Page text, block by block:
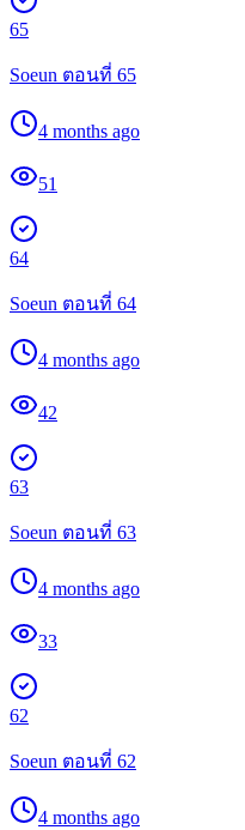
65
Soeun ตอนที่ 65
4 months ago
51
64
Soeun ตอนที่ 64
4 months ago
42
63
Soeun ตอนที่ 63
4 months ago
33
62
Soeun ตอนที่ 62
4 months ago